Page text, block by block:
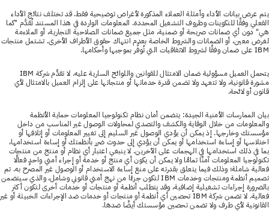
يتم عرض بيانات الأداء وأمثلة العملاء المذكورة لأغراض توضيحية فقط. قد تختلف نتائج الأداء
الفعلي وفقًا للتكوينات وظروف التشغيل المحددة. المعلومات الواردة في هذا المستند تُقدَّم "كما
هي" دون أي ضمانات صريحة أو ضمنية، مثل جميع ضمانات الصلاحية التجارية، أو الملاءمة
لغرض معين، أو الضمانات والشروط الخاصة بعدم انتهاك حقوق الأطراف الأخرى. تشتمل منتجات
IBM على ضمان وفقًا لشروط الاتفاقيات التي تُوفَّر بموجبها وأحكامها.
يتحمل العميل مسؤولية ضمان الامتثال للقوانين واللوائح السارية عليه. لا تقدِّم شركة IBM
مشورة قانونية، ولا تتعهد ولا تضمن قدرة خدماتها أو منتجاتها على إلزام العميل بالامتثال لأي
قانون أو لائحة.
بيان الممارسات الأمنية الجيدة: يتضمن أمان نظام تكنولوجيا المعلومات حماية الأنظمة
والمعلومات من خلال الوقاية والكشف والتصدي لمحاولات الوصول غير المناسب من داخل
مؤسستك وخارجها. إذ يمكن أن يؤدي الوصول غير السليم إلى تغيير المعلومات أو إتلافها أو
اختلاسها أو إساءة استخدامها أو يمكن أن يؤدي إلى حدوث ضرر بأنظمتك أو إساءة استخدامها،
بما في ذلك استخدامها في الهجمات على الآخرين. لا ينبغي اعتبار أي نظام أو منتج من منتجات
تكنولوجيا المعلومات آمنًا تمامًا ولا يمكن أن يكون أي منتج أو خدمة أو إجراء أمني واحدٍ فعالًا
فعالية شاملة؛ وذلك فيما يتعلق بقدرته على منع إساءة الاستخدام أو الوصول غير المصرح به. تم
تصميم أنظمة ومنتجات وخدمات IBM لتكون جزءًا من نهج أمني قانوني وشامل، والذي سيتضمن
بالضرورة إجراءات تشغيلية إضافية، وقد يتطلب أنظمة أو منتجات أو خدمات أخرى لتكون أكثر
فعالية. لا تضمن شركة IBM تحصين أي أنظمة أو منتجات أو خدمات ضد الإجراءات الخبيثة أو غير
القانونية لأي طرف ولا تضمن تحصين مؤسستك أيضًا ضدها.